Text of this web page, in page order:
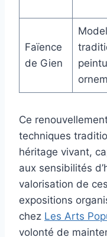
Faïence
de Gien
Ce
techniques
héritage vivant,
aux sensibilités
valorisation de
expositions
chez Les Arts
volonté de